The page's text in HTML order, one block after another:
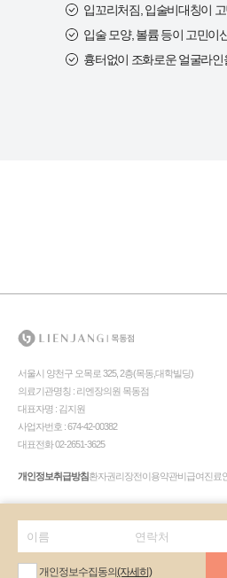
개인정보수집동의(자세히)
입꼬리처짐, 입술비대칭이
입술 모양, 볼륨 등이 고민이
흉터없이 조화로운 얼굴라
서울시 양천구 오목로 325, 2층(목동,대학빌딩)
의료기관명칭 : 리엔장의원 목동점
대표자명 : 김지원
사업자번호 : 674-42-00382
대표전화 02-2651-3625
개인정보취급방침환자권리장전이용약관비급여진료